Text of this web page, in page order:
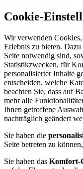
Cookie-
Wir verwenden
Erlebnis zu bieten.
Seite notwendig sind,
Statistikzwecken, für
personalisierter Inhalte
entscheiden, welche
beachten Sie, dass auf
mehr alle
Ihnen getroffene
nachträglich geändert
Sie haben die
Seite betreten zu
Sie haben das Komfort-